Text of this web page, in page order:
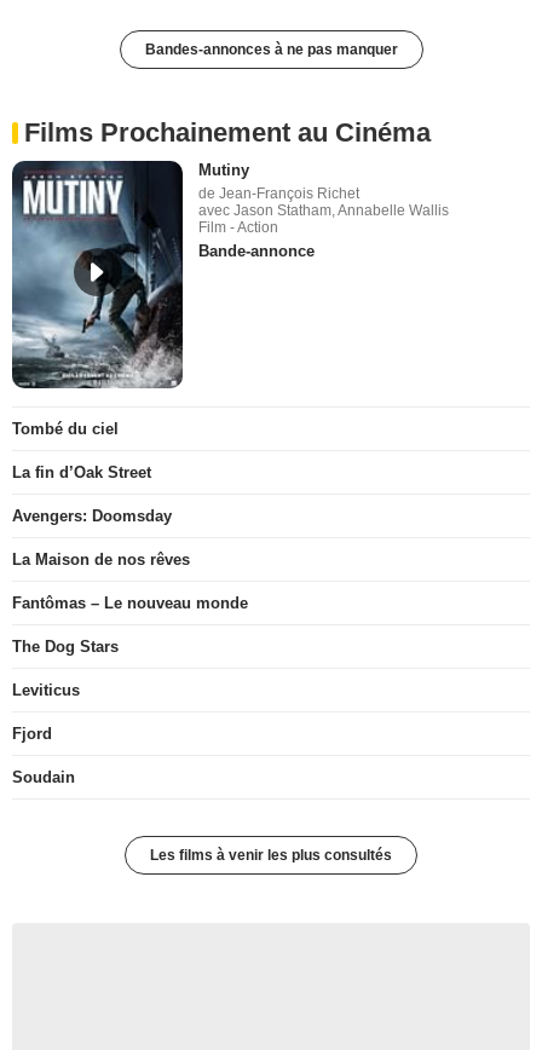
Bandes-annonces à ne pas manquer
Films Prochainement au Cinéma
Mutiny
de Jean-François Richet
avec Jason Statham, Annabelle Wallis
Film - Action
Bande-annonce
Tombé du ciel
La fin d’Oak Street
Avengers: Doomsday
La Maison de nos rêves
Fantômas – Le nouveau monde
The Dog Stars
Leviticus
Fjord
Soudain
Les films à venir les plus consultés